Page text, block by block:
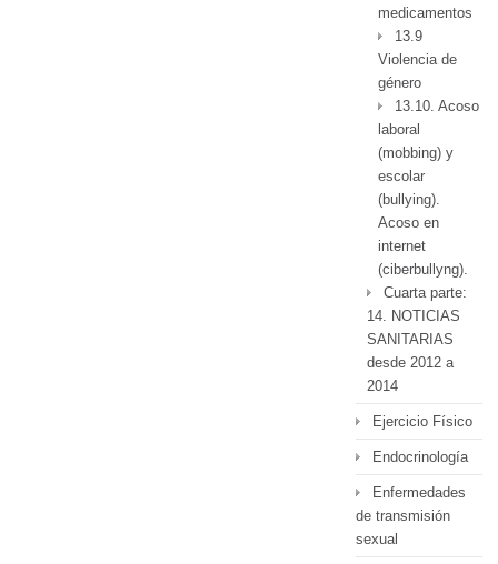
medicamentos
13.9
Violencia de
género
13.10. Acoso
laboral
(mobbing) y
escolar
(bullying).
Acoso en
internet
(ciberbullyng).
Cuarta parte:
14. NOTICIAS
SANITARIAS
desde 2012 a
2014
Ejercicio Físico
Endocrinología
Enfermedades
de transmisión
sexual